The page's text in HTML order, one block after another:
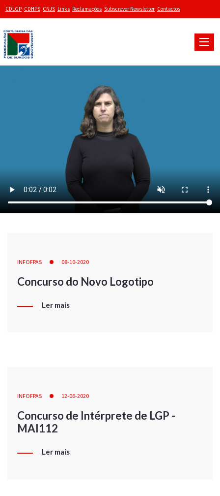
CDLGP CDHPS CNJS Links Reclamações Subscrever Newsletter Contactos
Toggle
INFOFPAS 08-10-2020
Concurso do Novo Logotipo
Ler mais
INFOFPAS 12-06-2020
Concurso de Intérprete de LGP -
MAI112
Ler mais